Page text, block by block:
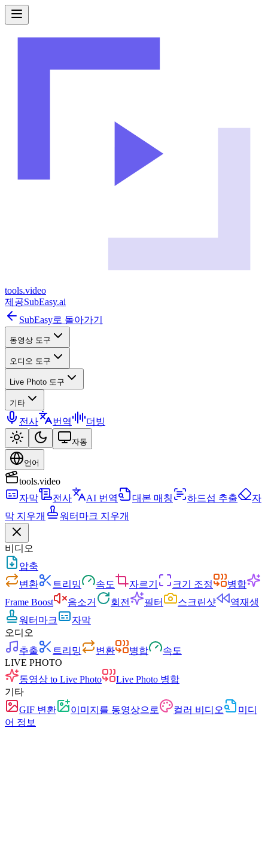
tools.video
제공SubEasy.ai
SubEasy로 돌아가기
동영상 도구
오디오 도구
Live Photo 도구
기타
전사 번역 더빙
자동
언어
tools.video
자막
전사 AI 번역 대본 매칭 하드섭 추출
자
막 지우개
워터마크 지우개
비디오
압축
변환
트리밍 속도 자르기 크기 조정
병합
Frame Boost
음소거 회전 필터 스크린샷
역재생
워터마크
자막
오디오
추출
트리밍 변환 병합
속도
LIVE PHOTO
동영상 to Live Photo
Live Photo 병합
기타
GIF 변환
이미지를 동영상으로 컬러 비디오
미디
어 정보